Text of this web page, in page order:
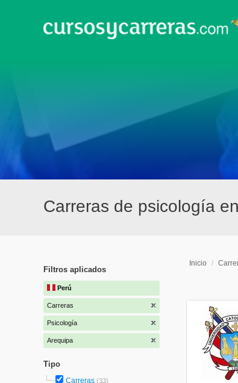
Carreras de psicología
Filtros aplicados
Perú
Carreras
Psicología
Arequipa
Tipo
Carreras (33)
Inicio /